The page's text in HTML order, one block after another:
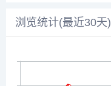
浏览统计(最近30天)